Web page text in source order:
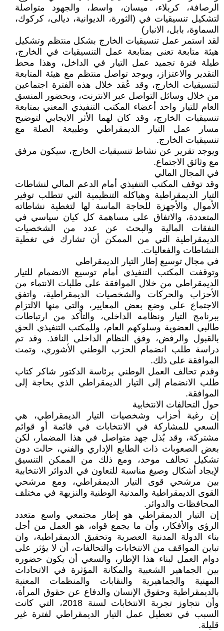
الرصافة، كربلاء، ميسان، واسط، والجهود متواصلة
لتشكيل تنسيقيات في (الثورة، الديوانية، ديالى، كركوك،
السماوة، بابل، الانبار)
لقد استمر عمل تنسيقيات الخارج بشكل منتظم وتشكيل
هيئة متابعة تعنى بمتابعة عمل التنسيقيات في الخارج،
طيلة فترة تجميد عمل التيار في الداخل، وهذا محط
التقدير والاعتزاز، ويوجد تواصل منتظم مع هيئة المتابعة
لتنسيقيات الخارج، وقد عُقد خلال هذه الفترة اجتماعين
من خلال وسائل التواصل عبر الانترنت، وبحضور المنسق
العام للتيار واحد أعضاء المكتب التنفيذي المعني بمتابعة
تنسيقيات الخارج، وقد كان لهما الأثر الايجابي لتوضيح
مسار عمل التيار الديمقراطي وطبيعة الصلة مع
تنسيقيات الخارج.
ويوجد تقرير عن نشاط تنسيقيات الخارج، سيكون مرفق
مع وثائق الاجتماع.
في المجال المالي
وقد توقف المكتب التنفيذي أمام الدعم المالي لنشاطات
التيار الديمقراطية وهياكله التنظيمية التي تتطلب توفير
الأموال والأجهزة للحاجة الماسة لها لتغطية نشاطاته
المتعددة، والاتفاق على مساهمة كل كيان سياسي في
النفقات المالية والبحث عن عدد من الشخصيات
الديمقراطية التي من الممكن أن تشارك في تغطية
النشاطات والفعاليات.
في مجال توسيع إطار التيار الديمقراطي
وتوقفت المكتب التنفيذي أمام توسيع الانضمام للتيار
الديمقراطي من خلال الموافقة على طلبات الانتماء من
الأحزاب والحركات والشخصيات الديمقراطية، واتفق
الاجتماع على وضع بعض المعايير، والتي منها الالتزام
ببرنامج التيار ونظامه الداخلي، والتأكد من ارتباطات
طالبي العضوية وسلوكهم العام، وللمكتب التنفيذي الحق
بالقبول والرفض، وفق النظام الداخلي النافذ. وقد تم
دراسة طلب انضمام الحزب الوطني الأشوري، وتمت
الموافقة على ذلك.
وقدم تحالف العمل الوطني برئاسة الدكتور شاكر كتاب
طلب الانضمام إلى التيار الديمقراطي الذي بحاجة إلى
الموافقة.
حول التحالفات الانتخابية
إن رغبة أحزاب وشخصيات التيار الديمقراطي، هي
السعي للمشاركة في الانتخابات في قائمة أو قوائم
مشتركة، وقد بُذل جهد متواصل في هذا المضمار، لكن
بعض الصعوبات ذات الطابع الإداري والفني، حالت دون
تشكيل تحالف موحد، ومع ذلك من الممكن التنسيق
لإيجاد أشكال وصيغ مناسبة للتعاون في الدوائر الانتخابية
بين مرشحي قوى التيار الديمقراطي، ومع مرشحي
القوى الديمقراطية والمدنية الوطنية والنزيهة في مختلف
المحافظات والدوائر.
إن التيار الديمقراطي هو إطار مجتمعي واسع متعدد
الرؤى والأفكار، وأن ما يجمع قواه، هو العمل من أجل
بناء الدولة المدنية العصرية وتحقيق الديمقراطية، وان
تباين المواقف من الانتخابات والتحالفات، أن لا يؤثر على
دوام العمل لبناء هذا الإطار، والسعي أن يكون حضوره
بين الجماهير الشعبية والمكانة المؤثرة في الاتحادات
المهنية والجماهيرية والنقابات والمنظمات المعنية
بالديمقراطية وحقوق الإنسان والدفاع عن حقوق المرأة،
وأن نتجاوز تجربة الانتخابات لسنة 2018، التي كانت
السبب في تعطيل عمل التيار الديمقراطي لفترة غير
قليلة.